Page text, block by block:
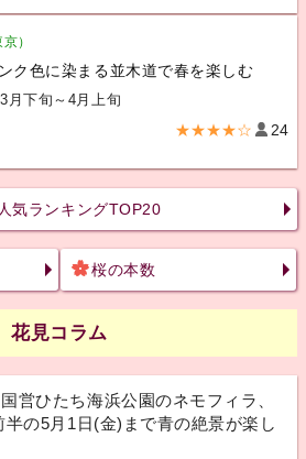
京）
ク色に染まる並木道で春を楽しむ
3月下旬～4月上旬
★★★★☆ 24
気ランキングTOP20
桜の本数
花見コラム
営ひたち海浜公園のネモフィラ、
半の5月1日(金)まで青の絶景が楽し